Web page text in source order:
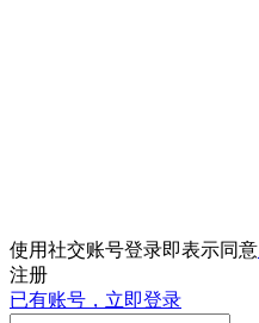
使用社交账号登录即表示同意
注册
已有账号，立即登录